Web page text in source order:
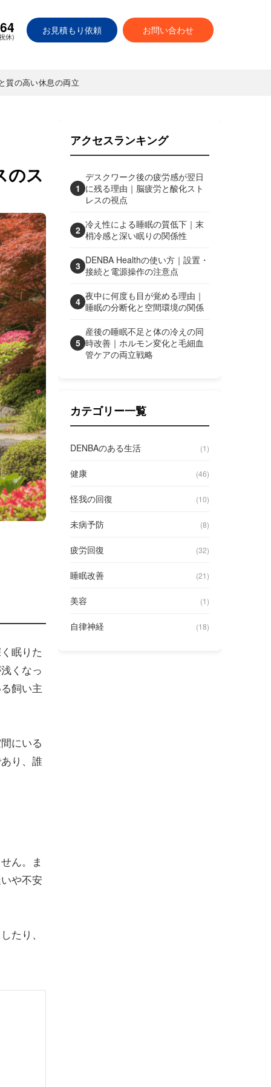
休)
お見積もり依頼 お問い合わせ
質の高い休息の両立
のス
眠りた
くなっ
飼い主
にいる
り、誰
ん。ま
や不安
たり、
アクセスランキング
1
デスクワーク後の疲労感が翌日
に残る理由｜脳疲労と酸化スト
レスの視点
2 冷え性による睡眠の質低下｜末
梢冷感と深い眠りの関係性
3 DENBA Healthの使い方｜設置・
接続と電源操作の注意点
4 夜中に何度も目が覚める理由｜
睡眠の分断化と空間環境の関係
5
産後の睡眠不足と体の冷えの同
時改善｜ホルモン変化と毛細血
管ケアの両立戦略
カテゴリー一覧
DENBAのある生活 (1)
健康 (46)
怪我の回復 (10)
未病予防 (8)
疲労回復 (32)
睡眠改善 (21)
美容 (1)
自律神経 (18)